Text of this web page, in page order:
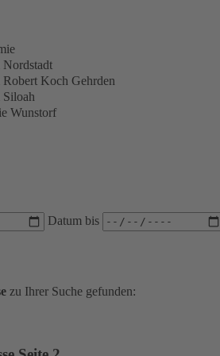
Koch Gehrden
Wunstorf
Datum bis
zu Ihrer Suche gefunden: